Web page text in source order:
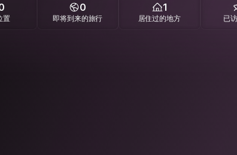
置
0
即将到来的旅行
1
居住过的地方 已